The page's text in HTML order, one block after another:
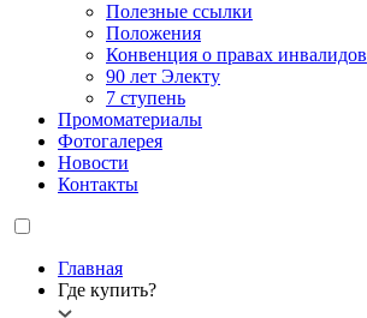
Полезные ссылки
Положения
Конвенция о правах инвалидов
90 лет Электу
7 ступень
Промоматериалы
Фотогалерея
Новости
Контакты
Главная
Где купить?